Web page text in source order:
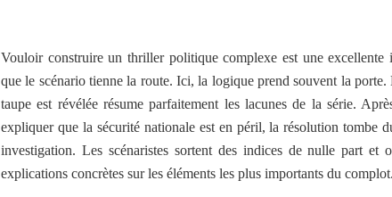
Vouloir construire un thriller politique complexe est une excellente
que le scénario tienne la route. Ici, la logique prend souvent la
taupe est révélée résume parfaitement les lacunes de la série.
expliquer que la sécurité nationale est en péril, la résolution tombe
investigation. Les scénaristes sortent des indices de nulle part et
explications concrètes sur les éléments les plus importants du complot.